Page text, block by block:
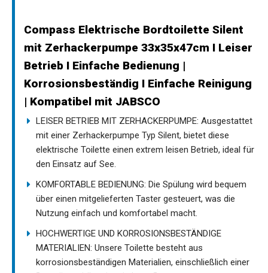
Compass Elektrische Bordtoilette Silent
mit Zerhackerpumpe 33x35x47cm I Leiser
Betrieb I Einfache Bedienung |
Korrosionsbeständig I Einfache Reinigung
| Kompatibel mit JABSCO
LEISER BETRIEB MIT ZERHACKERPUMPE: Ausgestattet
mit einer Zerhackerpumpe Typ Silent, bietet diese
elektrische Toilette einen extrem leisen Betrieb, ideal für
den Einsatz auf See.
KOMFORTABLE BEDIENUNG: Die Spülung wird bequem
über einen mitgelieferten Taster gesteuert, was die
Nutzung einfach und komfortabel macht.
HOCHWERTIGE UND KORROSIONSBESTÄNDIGE
MATERIALIEN: Unsere Toilette besteht aus
korrosionsbeständigen Materialien, einschließlich einer